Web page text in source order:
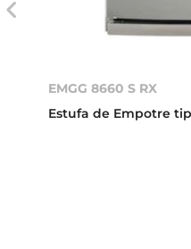
EMGG 8660 S RX
Estufa de Empotre